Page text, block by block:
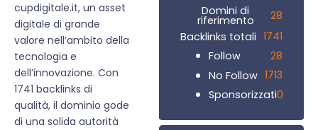
cupdigitale.it, un asset
digitale di grande
valore nell’ambito della
tecnologia e
dell’innovazione. Con
1741 backlinks di
qualità, il dominio gode
di una solida autorità
Domini di
riferimento
28
Backlinks totali 1741
Follow
28
No Follow 1713
Sponsorizzati0